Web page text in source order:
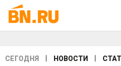
СЕГОДНЯ НОВОСТИ